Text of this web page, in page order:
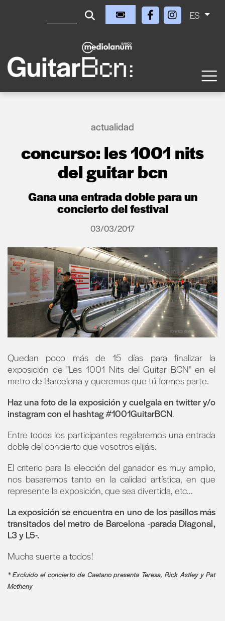
ES
actualidad
concurso: les 1001 nits
del guitar bcn
Gana una entrada doble para un
concierto del festival
03/03/2017
Quedan poco más de 15 días para finalizar la
exposición de "Les 1001 Nits del Guitar BCN" en el
metro de Barcelona y queremos que tú formes parte.
Haz una foto de la exposición y cuelgala en twitter y/o
instagram con el hashtag #1001GuitarBCN.
Entre todos los participantes regalaremos una entrada
doble del concierto que vosotros elijáis.
El criterio para la elección del ganador es muy amplio,
nos basaremos tanto en la calidad artística, en que
represente la exposición, que sea divertida, etc...
La exposición se encuentra en uno de los pasillos más
transitados del metro de Barcelona -parada Diagonal,
L3 y L5-.
Mucha suerte a todos!
* Excluido el concierto de Caetano presenta Teresa, Rick Astley y Pat
Metheny